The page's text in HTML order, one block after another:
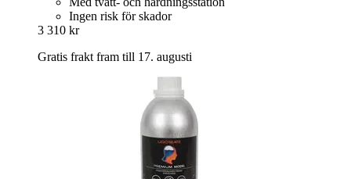
Ingen risk för skador
3 310 kr
Gratis frakt fram till 17. augusti